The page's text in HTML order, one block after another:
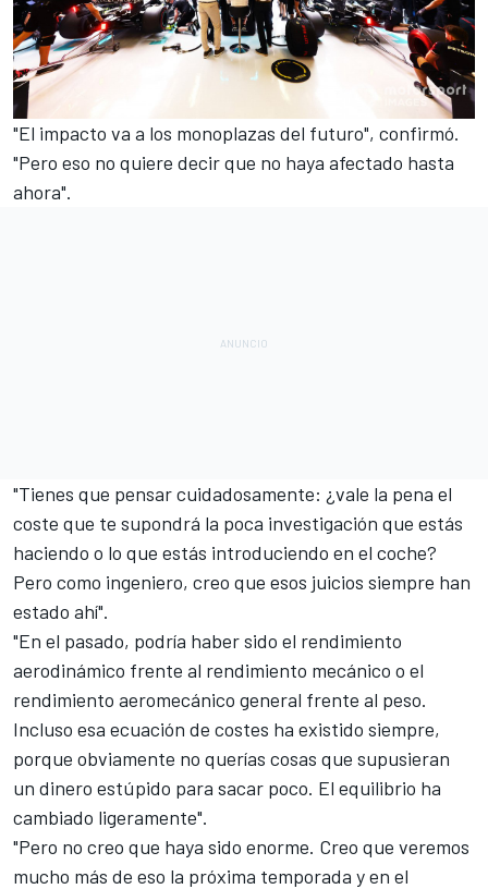
"El impacto va a los monoplazas del futuro", confirmó.
"Pero eso no quiere decir que no haya afectado hasta
ahora".
"Tienes que pensar cuidadosamente: ¿vale la pena el
coste que te supondrá la poca investigación que estás
haciendo o lo que estás introduciendo en el coche?
Pero como ingeniero, creo que esos juicios siempre han
estado ahí".
"En el pasado, podría haber sido el rendimiento
aerodinámico frente al rendimiento mecánico o el
rendimiento aeromecánico general frente al peso.
Incluso esa ecuación de costes ha existido siempre,
porque obviamente no querías cosas que supusieran
un dinero estúpido para sacar poco. El equilibrio ha
cambiado ligeramente".
"Pero no creo que haya sido enorme. Creo que veremos
mucho más de eso la próxima temporada y en el